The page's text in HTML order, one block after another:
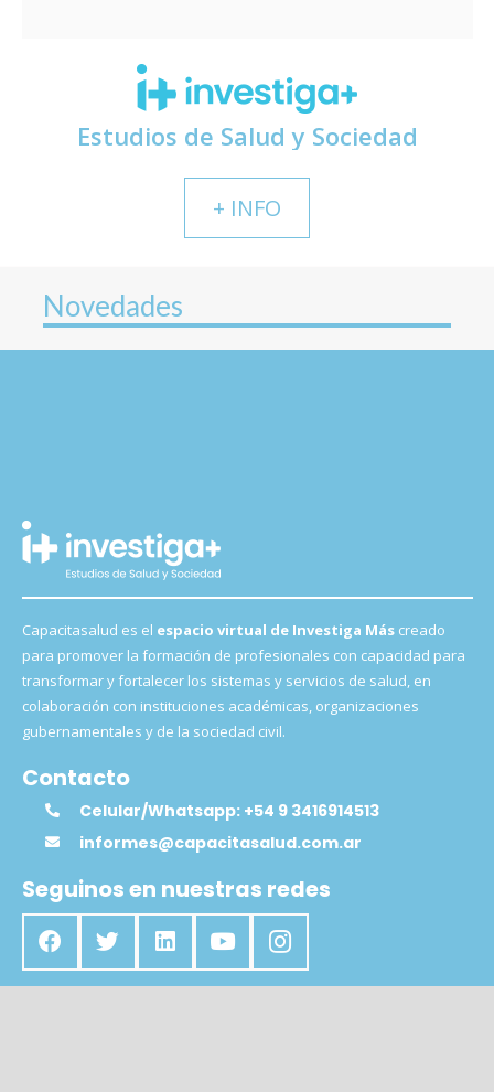
Estudios de Salud y Sociedad
+ INFO
Novedades
Capacitasalud es el espacio virtual de Investiga Máscreado
para promover la formación de profesionales con capacidad para
transformar y fortalecer los sistemas y servicios de salud, en
colaboración con instituciones académicas, organizaciones
gubernamentales y de la sociedad civil.
Contacto
Celular/Whatsapp: +54 9 3416914513
informes@capacitasalud.com.ar
Seguinos en nuestras redes